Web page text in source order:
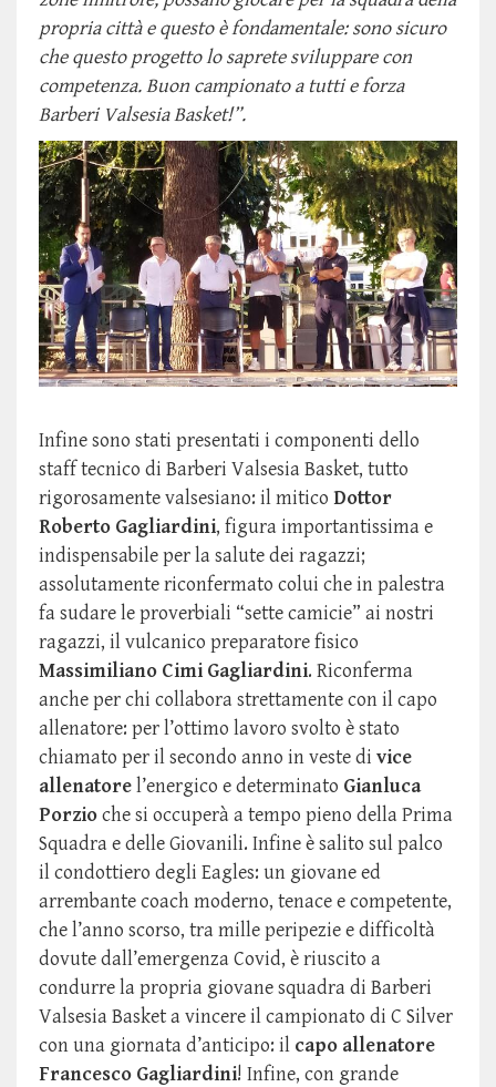
propria città e questo è fondamentale: sono sicuro
che questo progetto lo saprete sviluppare con
competenza. Buon campionato a tutti e forza
Barberi Valsesia Basket!”.
Infine sono stati presentati i componenti dello
staff tecnico di Barberi Valsesia Basket, tutto
rigorosamente valsesiano: il mitico Dottor
Roberto Gagliardini, figura importantissima e
indispensabile per la salute dei ragazzi;
assolutamente riconfermato colui che in palestra
fa sudare le proverbiali “sette camicie” ai nostri
ragazzi, il vulcanico preparatore fisico
Massimiliano Cimi Gagliardini. Riconferma
anche per chi collabora strettamente con il capo
allenatore: per l’ottimo lavoro svolto è stato
chiamato per il secondo anno in veste di vice
allenatorel’energico e determinato Gianluca
Porzioche si occuperà a tempo pieno della Prima
Squadra e delle Giovanili. Infine è salito sul palco
il condottiero degli Eagles: un giovane ed
arrembante coach moderno, tenace e competente,
che l’anno scorso, tra mille peripezie e difficoltà
dovute dall’emergenza Covid, è riuscito a
condurre la propria giovane squadra di Barberi
Valsesia Basket a vincere il campionato di C Silver
con una giornata d’anticipo: il capo allenatore
Francesco Gagliardini! Infine, con grande